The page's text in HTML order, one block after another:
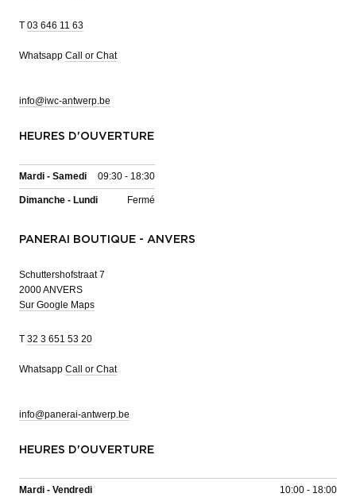
T 03 646 11 63
Whatsapp Call or Chat
info@iwc-antwerp.be
HEURES D'OUVERTURE
Mardi - Samedi 09:30 - 18:30
Dimanche - Lundi Fermé
PANERAI BOUTIQUE - ANVERS
Schuttershofstraat 7
2000 ANVERS
Sur Google Maps
T 32 3 651 53 20
Whatsapp Call or Chat
info@panerai-antwerp.be
HEURES D'OUVERTURE
Mardi - Vendredi 10:00 - 18:00